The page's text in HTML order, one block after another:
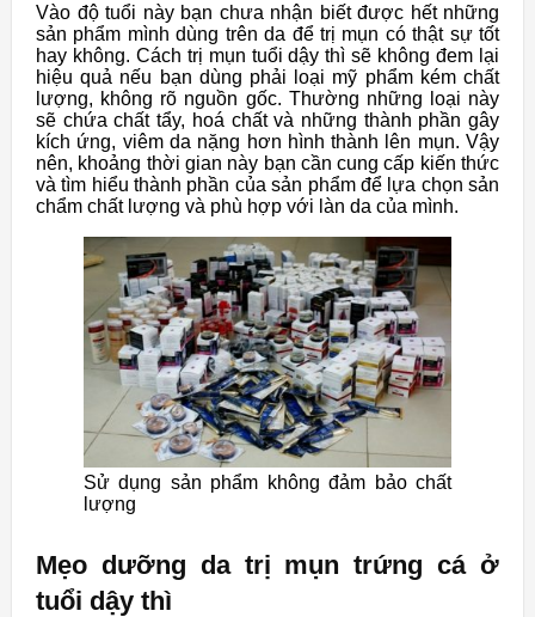
Vào độ tuổi này bạn chưa nhận biết được hết những
sản phẩm mình dùng trên da để trị mụn có thật sự tốt
hay không. Cách trị mụn tuổi dậy thì sẽ không đem lại
hiệu quả nếu bạn dùng phải loại mỹ phẩm kém chất
lượng, không rõ nguồn gốc. Thường những loại này
sẽ chứa chất tẩy, hoá chất và những thành phần gây
kích ứng, viêm da nặng hơn hình thành lên mụn. Vậy
nên, khoảng thời gian này bạn cần cung cấp kiến thức
và tìm hiểu thành phần của sản phẩm để lựa chọn sản
chẩm chất lượng và phù hợp với làn da của mình.
Sử dụng sản phẩm không đảm bảo chất
lượng
Mẹo dưỡng da trị mụn trứng cá ở
tuổi dậy thì